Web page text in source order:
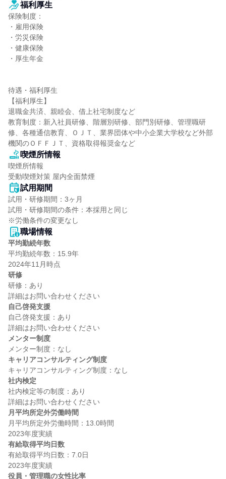
福利厚生
保険制度：
・雇用保険
・労災保険
・健康保険
・厚生年金
待遇・福利厚生
【福利厚生】
退職金共済、親睦会、借上社宅制度など
教育制度：新入社員研修、階層別研修、部門別研修、管理職研
修、各種通信教育、ＯＪＴ、業界団体や中小企業大学校など外部
機関のＯＦＦＪＴ、資格取得報奨金など
喫煙所情報
喫煙所情報
受動喫煙対策 屋内全面禁煙
試用期間
試用・研修期間：3ヶ月
試用・研修期間の条件：本採用と同じ
職場情報
平均勤続年数
平均勤続年数：15.9年
研修
研修：あり
自己啓発支援
自己啓発支援：あり
メンター制度
キャリアコンサルティング制度
社内検定
社内検定等の制度：あり
月平均所定外労働時間
月平均所定外労働時間：13.0時間
有給取得平均日数
有給取得平均日数：7.0日
役員・管理職の女性比率